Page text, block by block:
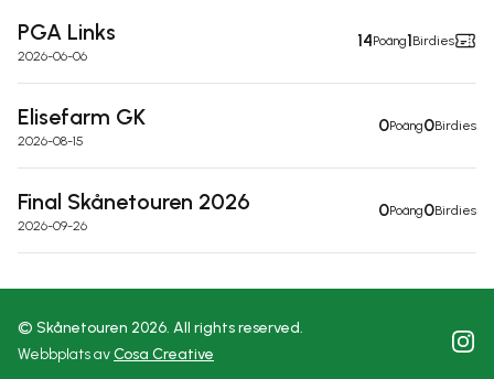
PGA Links
2026-06-06
14Poäng1Birdies
Elisefarm GK
2026-08-15
0Poäng0Birdies
Final Skånetouren 2026
2026-09-26
0Poäng0Birdies
© Skånetouren 2026. All rights reserved.
Webbplats avCosa Creative